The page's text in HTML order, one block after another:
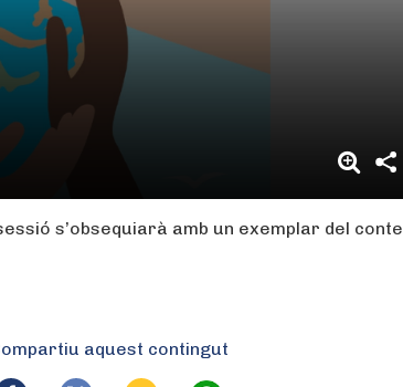
s’obsequiarà amb un exemplar del conte
aquest contingut